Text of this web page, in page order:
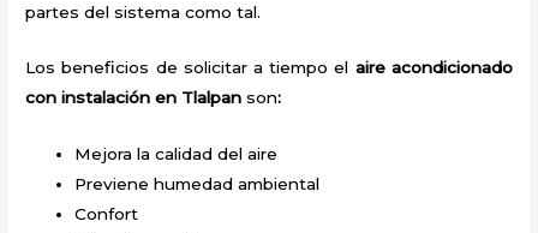
partes del sistema como tal.
Los beneficios de solicitar a tiempo el aire acondicionado
con instalación en Tlalpanson:
Mejora la calidad del aire
Previene humedad ambiental
Confort